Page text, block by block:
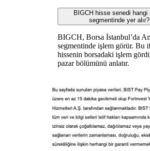
BIGCH hisse senedi hangi
segmentinde yer alır?
BIGCH, Borsa İstanbul’da
segmentinde işlem görür. Bu
hissenin borsadaki işlem
pazar bölümünü anlatır.